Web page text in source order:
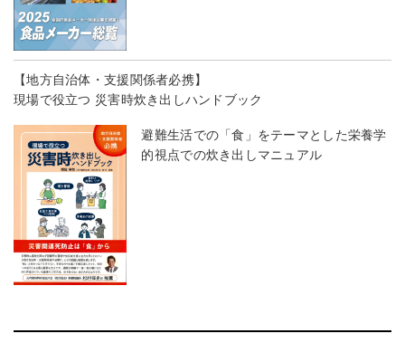
【地方自治体・支援関係者必携】
現場で役立つ 災害時炊き出しハンドブック
避難生活での「食」をテーマとした栄養学
的視点での炊き出しマニュアル